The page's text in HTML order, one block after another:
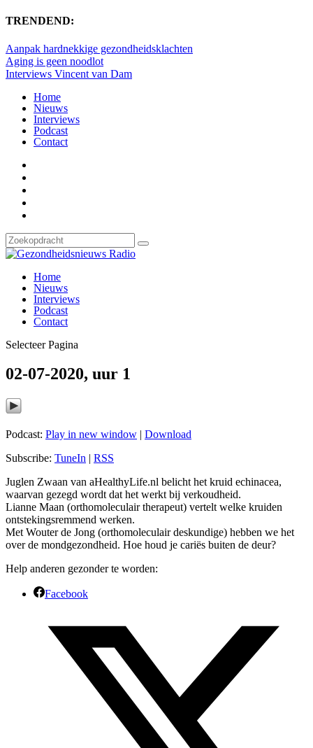
TRENDEND:
Aanpak hardnekkige gezondheidsklachten
Aging is geen noodlot
Interviews Vincent van Dam
Home
Nieuws
Interviews
Podcast
Contact
Home
Nieuws
Interviews
Podcast
Contact
Selecteer Pagina
02-07-2020, uur 1
Podcast: Play in new window | Download
Subscribe: TuneIn | RSS
Juglen Zwaan van aHealthyLife.nl belicht het kruid echinacea,
waarvan gezegd wordt dat het werkt bij verkoudheid.
Lianne Maan (orthomoleculair therapeut) vertelt welke kruiden
ontstekingsremmend werken.
Met Wouter de Jong (orthomoleculair deskundige) hebben we het
over de mondgezondheid. Hoe houd je cariës buiten de deur?
Help anderen gezonder te worden:
Facebook